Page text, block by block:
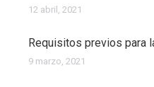
12 abril, 2021
Requisitos previos para
9 marzo, 2021